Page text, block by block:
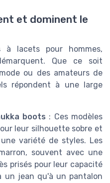
et dominent le
à lacets pour hommes,
Que ce soit
ou des amateurs de
répondent à une large
boots : Ces modèles
leur silhouette sobre et
variété de styles. Les
souvent avec une
prisés pour leur capacité
un jean qu'à un pantalon